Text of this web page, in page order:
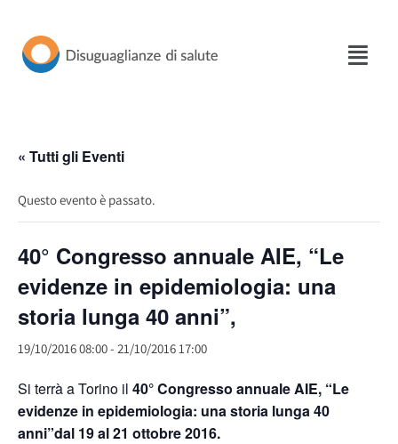
Vai
« Tutti gli Eventi
Questo evento è passato.
40° Congresso annuale AIE, “Le
evidenze in epidemiologia: una
storia lunga 40 anni”,
19/10/2016 08:00- 21/10/2016 17:00
Si terrà a Torino il 40° Congresso annuale AIE, “Le
evidenze in epidemiologia: una storia lunga 40
anni”dal 19 al 21 ottobre 2016.